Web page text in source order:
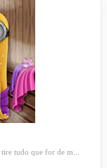
tudo que for de m...